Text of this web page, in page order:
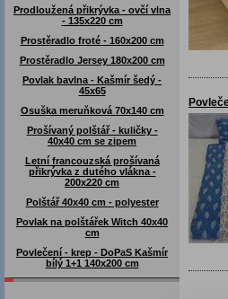
Prodloužená přikrývka - ovčí vlna
- 135x220 cm
Prostěradlo froté - 160x200 cm
Prostěradlo Jersey 180x200 cm
Povlak bavlna - Kašmír šedý -
45x65
Osuška meruňková 70x140 cm
Prošívaný polštář - kuličky -
40x40 cm se zipem
Letní francouzská prošívaná
přikrývka z dutého vlákna -
200x220 cm
Polštář 40x40 cm - polyester
Povlak na polštářek Witch 40x40
cm
Povlečení - krep - DoPaS Kašmír
bílý 1+1 140x200 cm